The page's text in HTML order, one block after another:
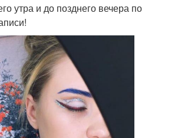
утра и до позднего вечера по